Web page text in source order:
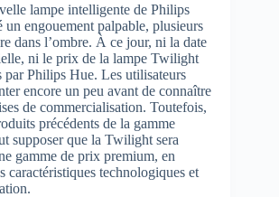
lampe intelligente de Philips
un engouement palpable, plusieurs
dans l’ombre. À ce jour, ni la date
ni le prix de la lampe Twilight
par Philips Hue. Les utilisateurs
encore un peu avant de connaître
de commercialisation. Toutefois,
précédents de la gamme
supposer que la Twilight sera
gamme de prix premium, en
caractéristiques technologiques et